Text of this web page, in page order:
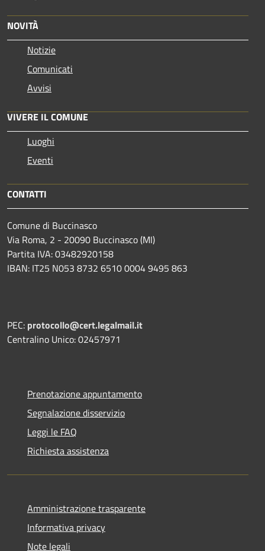
NOVITÀ
Notizie
Comunicati
Avvisi
VIVERE IL COMUNE
Luoghi
Eventi
CONTATTI
Comune di Buccinasco
Via Roma, 2 - 20090 Buccinasco (MI)
Partita IVA: 03482920158
IBAN: IT25 N053 8732 6510 0004 9495 863
PEC: protocollo@cert.legalmail.it
Centralino Unico: 02457971
Prenotazione appuntamento
Segnalazione disservizio
Leggi le FAQ
Richiesta assistenza
Amministrazione trasparente
Informativa privacy
Note legali